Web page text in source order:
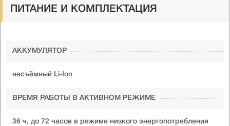
ПИТАНИЕ И КОМПЛЕКТАЦИЯ
АККУМУЛЯТОР
несъёмный Li-Ion
ВРЕМЯ РАБОТЫ В АКТИВНОМ РЕЖИМЕ
36 ч, до 72 часов в режиме низкого энергопотребления